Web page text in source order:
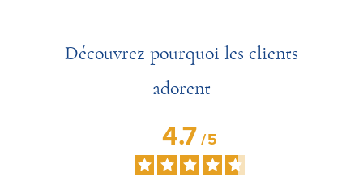
Découvrez pourquoi les clients
adorent
4.7/5